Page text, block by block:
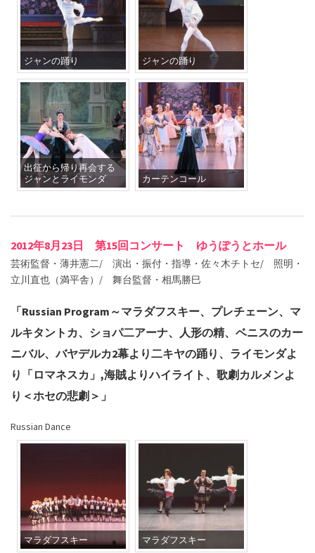
ジャンの踊り ジャンの踊り
出征から帰り再会する
ジャンとライモンダ
カーテンコール
2012年8月23日 第15回コンサート ゆうぽうとホール
芸術監督・薄井憲二/ 演出・振付・指導・佐々木チトセ/ 照明・
立川直也（満平舎）/ 舞台監督・相馬勝巳
「Russian Program～マラダフスキー、プレチェーン、マ
ルキタントカ、ショパ二アーナ、人形の精、ベニスのカー
ニバル、バヤデルカ2幕より二キヤの踊り、ライモンダよ
り「ロマネスカ」,海賊よりハイライト、歌劇カルメンよ
り＜ホセの悲劇＞」
Russian Dance
マラダフスキー マラダフスキー